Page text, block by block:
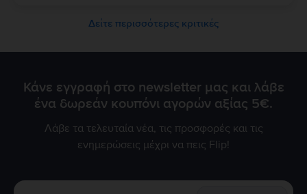
Δείτε περισσότερες κριτικές
Κάνε εγγραφή στο newsletter μας και λάβε
ένα δωρεάν κουπόνι αγορών αξίας 5€.
Λάβε τα τελευταία νέα, τις προσφορές και τις
ενημερώσεις μέχρι να πεις Flip!